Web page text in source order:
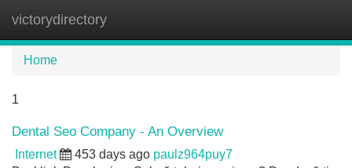
victorydirectory
Home
1
Dental Seo Company - An Overview
Internet 453 days ago paulz964puy7